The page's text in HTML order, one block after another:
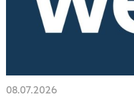
08.07.2026